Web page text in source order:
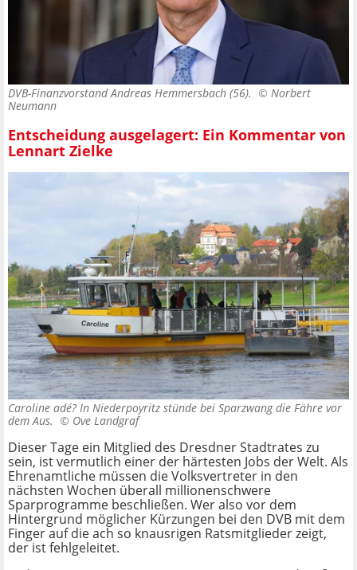
DVB-Finanzvorstand Andreas Hemmersbach (56). © Norbert
Neumann
Entscheidung ausgelagert: Ein Kommentar von
Lennart Zielke
Caroline adé? In Niederpoyritz stünde bei Sparzwang die Fähre vor
dem Aus. © Ove Landgraf
Dieser Tage ein Mitglied des Dresdner Stadtrates zu
sein, ist vermutlich einer der härtesten Jobs der Welt. Als
Ehrenamtliche müssen die Volksvertreter in den
nächsten Wochen überall millionenschwere
Sparprogramme beschließen. Wer also vor dem
Hintergrund möglicher Kürzungen bei den DVB mit dem
Finger auf die ach so knausrigen Ratsmitglieder zeigt,
der ist fehlgeleitet.